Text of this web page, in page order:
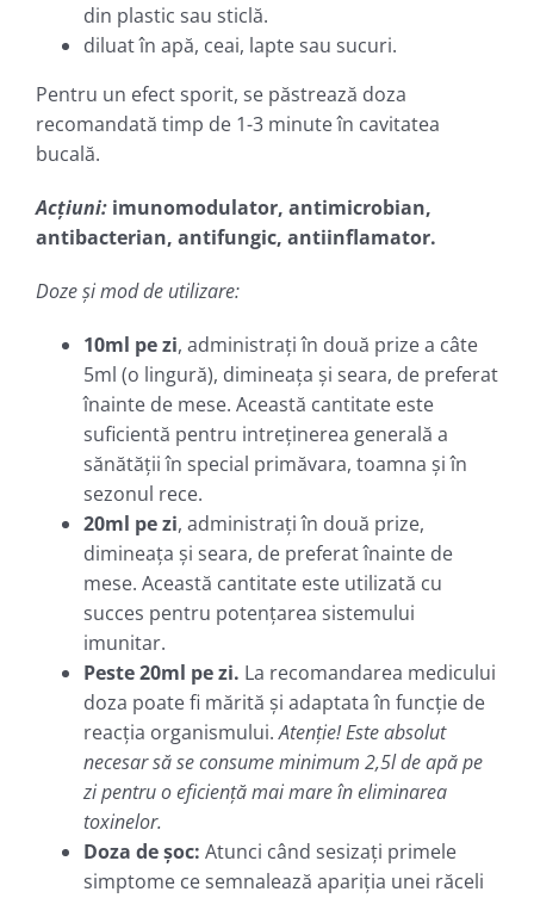
din plastic sau sticlă.
diluat în apă, ceai, lapte sau sucuri.
Pentru un efect sporit, se păstrează doza
recomandată timp de 1-3 minute în cavitatea
bucală.
Acţiuni:imunomodulator, antimicrobian,
antibacterian, antifungic, antiinflamator.
Doze şi mod de utilizare:
10ml pe zi, administraţi în două prize a câte
5ml (o lingură), dimineaţa şi seara, de preferat
înainte de mese. Această cantitate este
suficientă pentru intreţinerea generală a
sănătăţii în special primăvara, toamna şi în
sezonul rece.
20ml pe zi, administraţi în două prize,
dimineaţa şi seara, de preferat înainte de
mese. Această cantitate este utilizată cu
succes pentru potenţarea sistemului
imunitar.
Peste 20ml pe zi. La recomandarea medicului
doza poate fi mărită şi adaptata în funcţie de
reacţia organismului.Atenţie! Este absolut
necesar să se consume minimum 2,5l de apă pe
zi pentru o eficienţă mai mare în eliminarea
toxinelor.
Doza de şoc: Atunci când sesizaţi primele
simptome ce semnalează apariţia unei răceli